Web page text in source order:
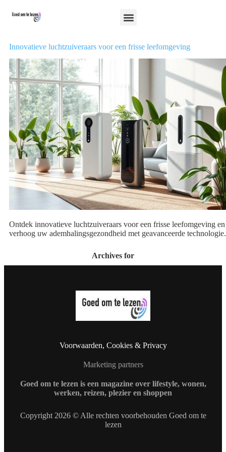
Innovatieve luchtzuiveraars voor een frisse leefomgeving
Ontdek innovatieve luchtzuiveraars voor een frisse leefomgeving en
verhoog uw ademhalingsgezondheid met geavanceerde technologie.
Archives for
Voorwaarden, Cookies & Privacy
Marketing partners
Goed om te lezen is een magazine over lifestyle, wonen,
werken, reizen, plezier en shoppen
Copyright 2026 © Alle rechten voorbehouden Goed om te
lezen